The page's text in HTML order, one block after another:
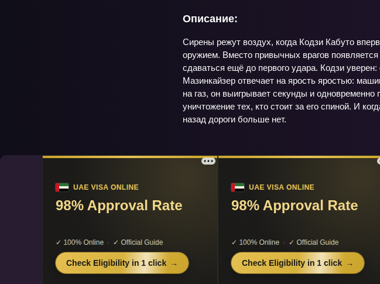
Описание:
Сирены режут воздух, когда Кодзи Кабуто
оружием. Вместо привычных врагов
сдаваться ещё до первого удара. Кодзи
Мазинкайзер отвечает на ярость яростью:
на газ, он выигрывает секунды и
уничтожение тех, кто стоит за его спиной. И
назад дороги больше нет.